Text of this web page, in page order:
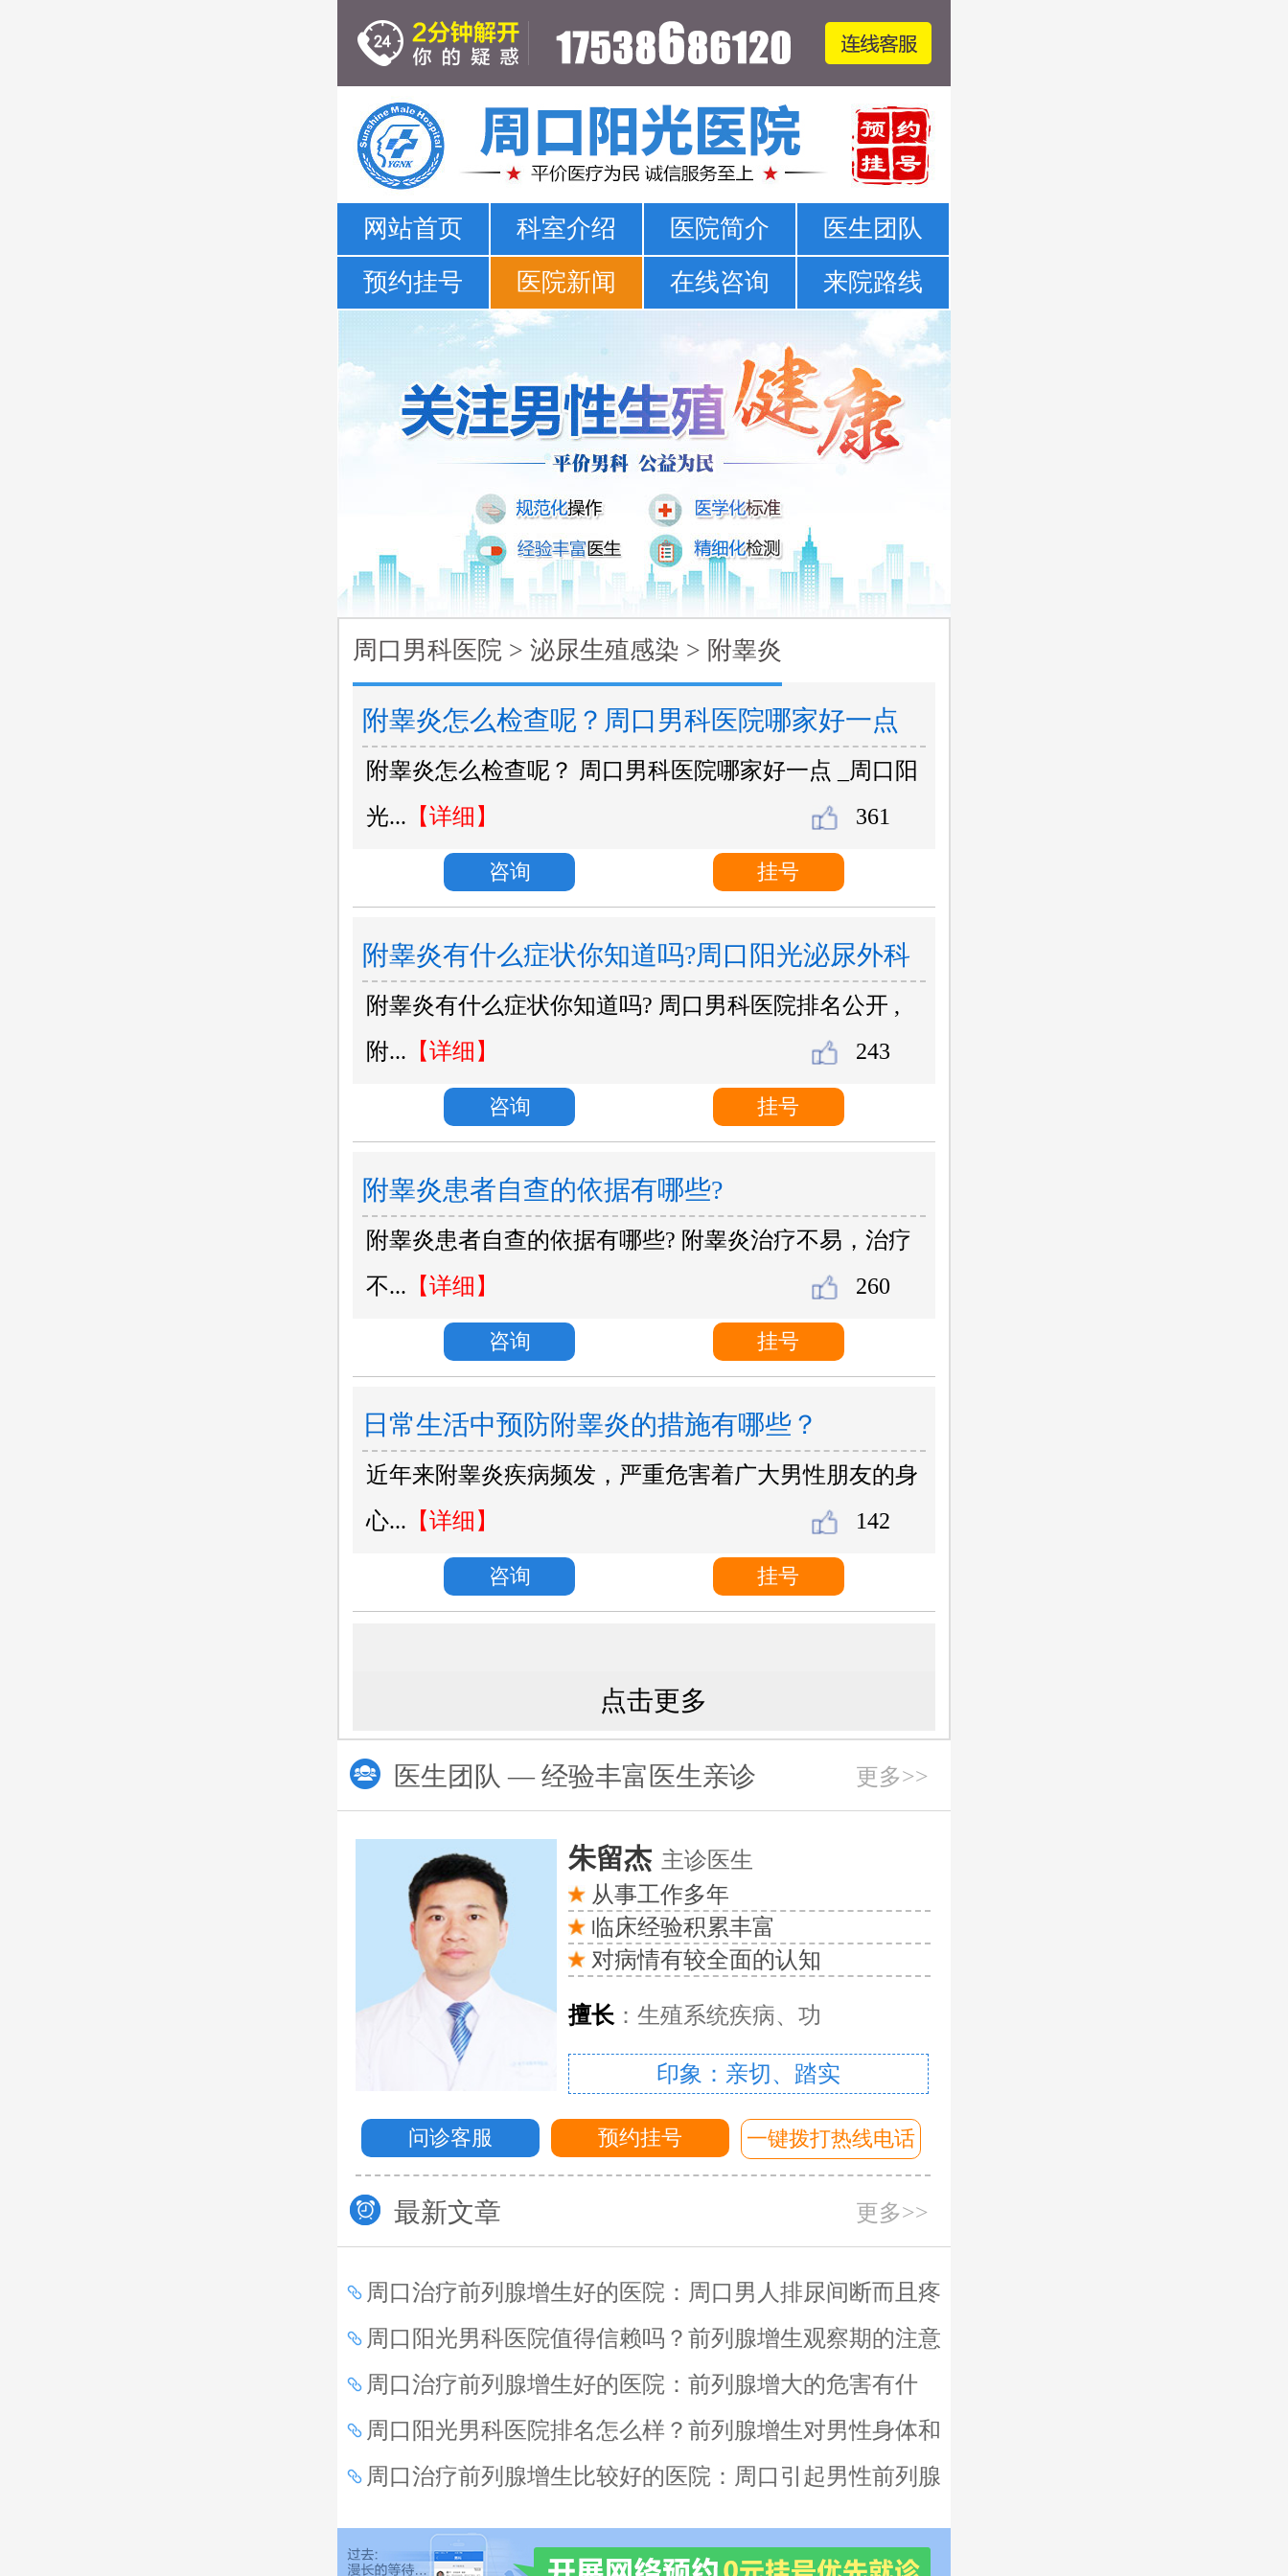
周口哪家医院可以看男科-正规男科-医院排名
网站首页 科室介绍 医院简介
医生团队
预约挂号
医院新闻 在线咨询 来院路线
周口男科医院 > 泌尿生殖感染 > 附睾炎
附睾炎怎么检查呢？周口男科医院哪家好一点
361
附睾炎怎么检查呢？ 周口男科医院哪家好一点 _周口阳
光... 【详细】
咨询 挂号
附睾炎有什么症状你知道吗?周口阳光泌尿外科
医院
243
附睾炎有什么症状你知道吗? 周口男科医院排名公开 ,
附... 【详细】
咨询 挂号
附睾炎患者自查的依据有哪些?
260
附睾炎患者自查的依据有哪些? 附睾炎治疗不易，治疗
不... 【详细】
咨询 挂号
日常生活中预防附睾炎的措施有哪些？
142
近年来附睾炎疾病频发，严重危害着广大男性朋友的身
心... 【详细】
咨询 挂号
点击更多
医生团队 — 经验丰富医生亲诊 更多>>
朱留杰 主诊医生
从事工作多年
临床经验积累丰富
对病情有较全面的认知
擅长 ：生殖系统疾病、功
印象：亲切、踏实
问诊客服 预约挂号 一键拨打热线电话
最新文章 更多>>
周口治疗前列腺增生好的医院：周口男人排尿间断而且疼
痛是怎么了？
周口阳光男科医院值得信赖吗？前列腺增生观察期的注意
事项？
周口治疗前列腺增生好的医院：前列腺增大的危害有什
么？
周口阳光男科医院排名怎么样？前列腺增生对男性身体和
生活的影响？
周口治疗前列腺增生比较好的医院：周口引起男性前列腺
增生的原因有什么？